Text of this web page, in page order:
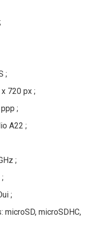
;
720 px ;
;
A22 ;
;
;
microSDHC,